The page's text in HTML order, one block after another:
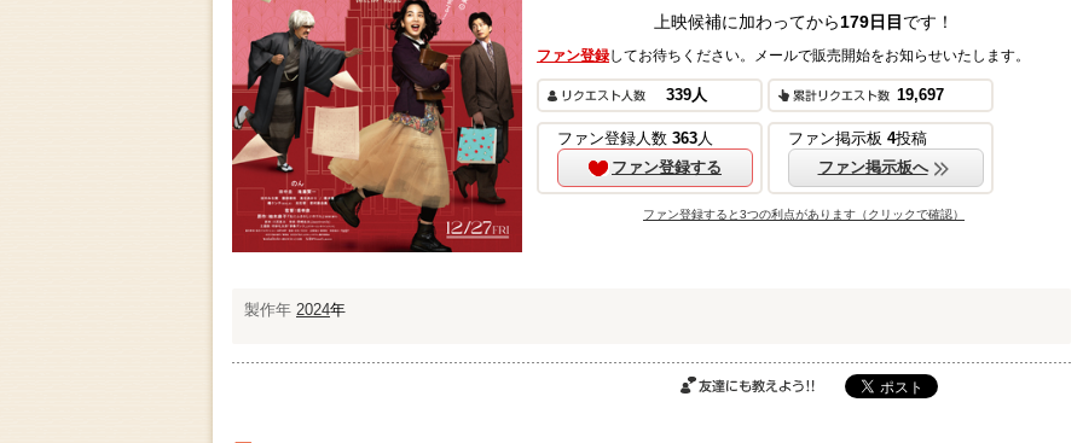
上映候補
上映候補に加わってから179日目 です！
ファン登録してお待ちください。メールで販売開始をお知らせいたします。
339人 19,697
ファン登録人数 363人
ファン登録する
ファン掲示板 4投稿
ファン掲示板へ
ファン登録すると3つの利点があります（クリックで確認）
製作年 2024年
ご購入はこちら
ご購入はこちら